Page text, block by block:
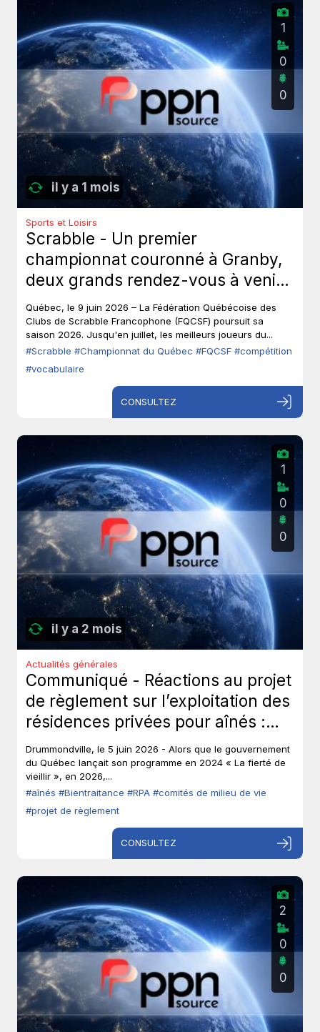
il y a 1 mois
1
0
0
Sports et Loisirs
Scrabble - Un premier
championnat couronné à Granby,
deux grands rendez-vous à venir
au Québec.
Québec, le 9 juin 2026 – La Fédération Québécoise des
Clubs de Scrabble Francophone (FQCSF) poursuit sa
saison 2026. Jusqu'en juillet, les meilleurs joueurs du...
#Scrabble #Championnat du Québec #FQCSF #compétition
#vocabulaire
CONSULTEZ
il y a 2 mois
1
0
0
Actualités générales
Communiqué - Réactions au projet
de règlement sur l’exploitation des
résidences privées pour aînés :
Les aînés ont-ils toujours leur droit
de parole?
Drummondville, le 5 juin 2026 - Alors que le gouvernement
du Québec lançait son programme en 2024 « La fierté de
vieillir », en 2026,...
#aînés #Bientraitance #RPA #comités de milieu de vie
#projet de règlement
CONSULTEZ
2
0
0